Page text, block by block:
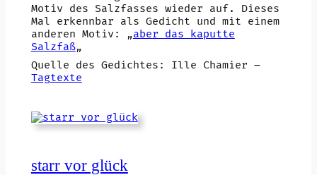
Motiv des Salzfasses wieder auf. Dieses
Mal erkennbar als Gedicht und mit einem
anderen Motiv: „aber das kaputte
Salzfaß„
Quelle des Gedichtes: Ille Chamier –
Tagtexte
starr vor glück